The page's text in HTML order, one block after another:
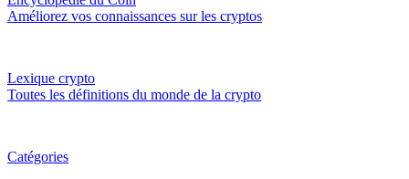
Améliorez vos connaissances sur les cryptos
Lexique crypto
Toutes les définitions du monde de la crypto
Catégories